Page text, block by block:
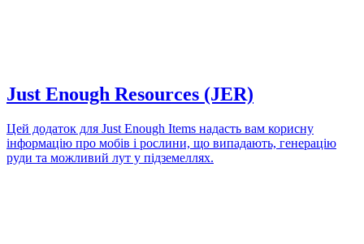
Just Enough Resources (JER)
Цей додаток для Just Enough Items надасть вам корисну
інформацію про мобів і рослини, що випадають, генерацію
руди та можливий лут у підземеллях.